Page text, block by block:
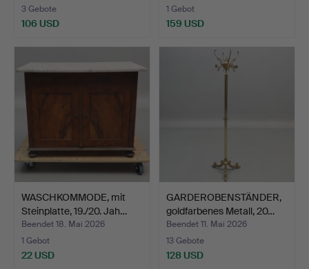
3 Gebote
106 USD
1 Gebot
159 USD
WASCHKOMMODE, mit
Steinplatte, 19./20. Jah…
Beendet 18. Mai 2026
1 Gebot
22 USD
GARDEROBENSTÄNDER,
goldfarbenes Metall, 20…
Beendet 11. Mai 2026
13 Gebote
128 USD